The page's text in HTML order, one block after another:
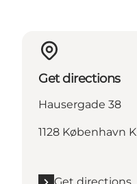
Get directions
Hausergade 38
1128 København K